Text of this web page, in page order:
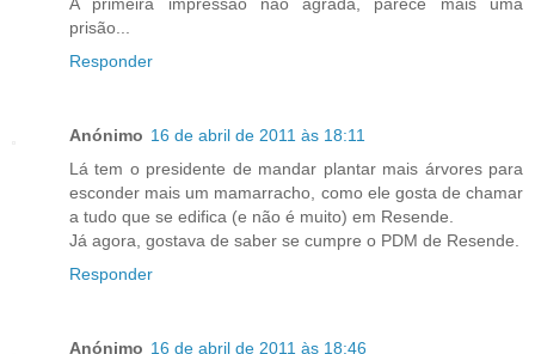
prisão...
Responder
Anónimo 16 de abril de 2011 às 18:11
Lá tem o presidente de mandar plantar mais árvores para
esconder mais um mamarracho, como ele gosta de chamar
a tudo que se edifica (e não é muito) em Resende.
Já agora, gostava de saber se cumpre o PDM de Resende.
Responder
Anónimo 16 de abril de 2011 às 18:46